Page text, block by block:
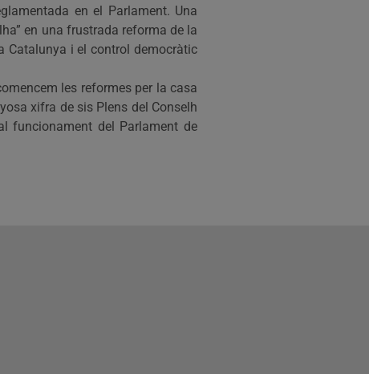
en el Parlament. Una
en una frustrada reforma de la
Catalunya i el control democràtic
les reformes per la casa
xifra de sis Plens del Conselh
funcionament del Parlament de